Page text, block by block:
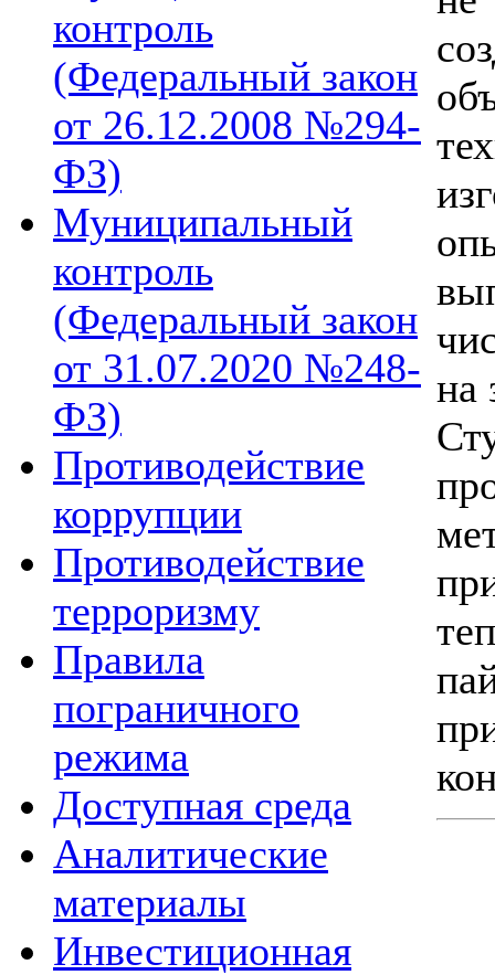
контроль
(Федеральный закон
от 26.12.2008 №294-
ФЗ)
Муниципальный
контроль
(Федеральный закон
от 31.07.2020 №248-
ФЗ)
Противодействие
коррупции
Противодействие
терроризму
Правила
пограничного
режима
Доступная среда
Аналитические
материалы
Инвестиционная
на